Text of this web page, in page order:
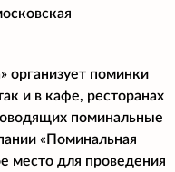
организует поминки
и в кафе, ресторанах
поминальные
«Поминальная
место для проведения